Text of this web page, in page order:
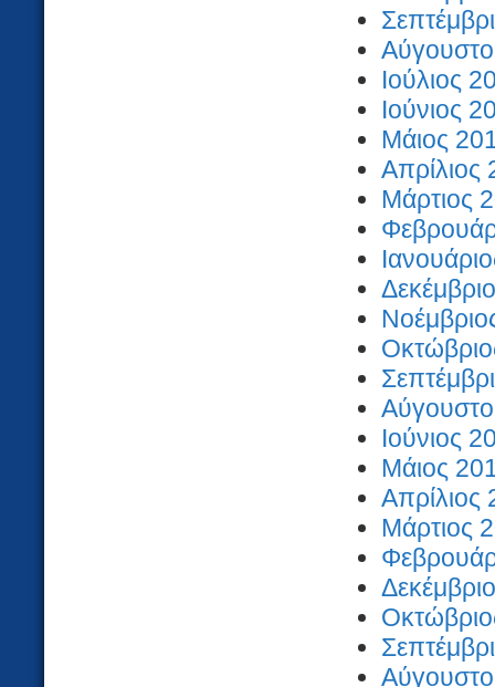
Ιούλιος
Ιούνιος
Μάιος
Απρίλιος
Μάρτιος
Ιούνιος
Μάιος
Απρίλιος
Μάρτιος